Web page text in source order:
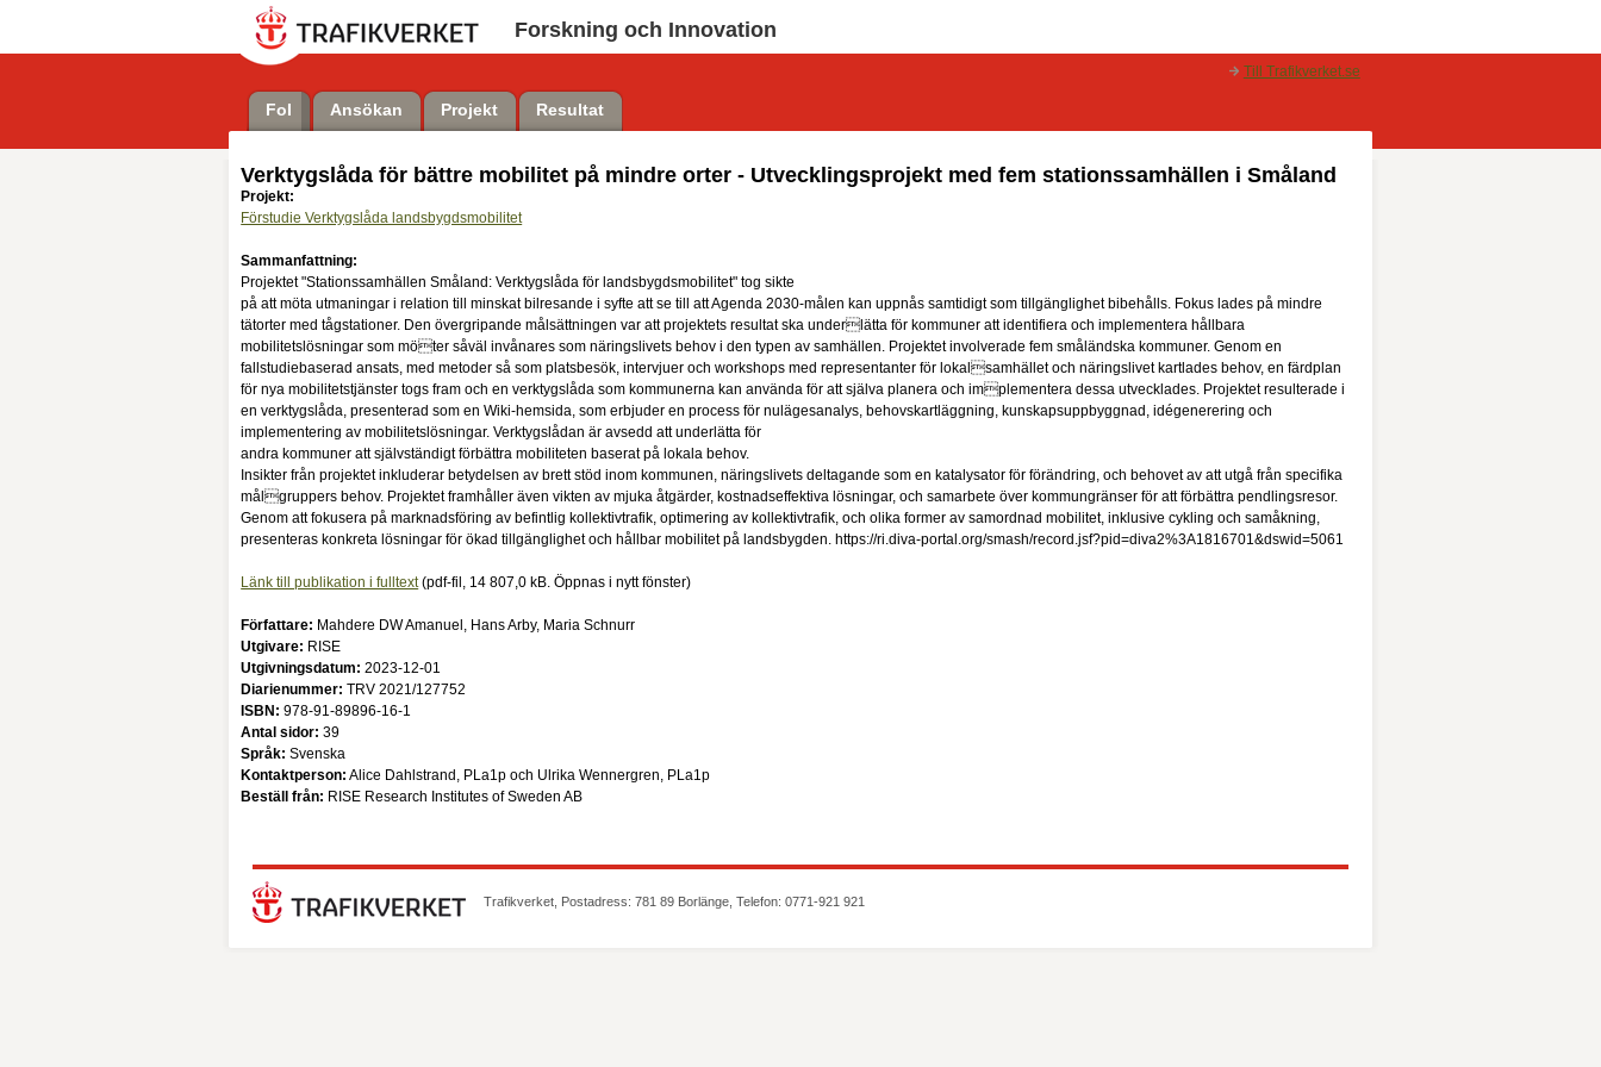
Forskning och Innovation
Till Trafikverket.se
FoI Ansökan Projekt Resultat
Verktygslåda för bättre mobilitet på mindre orter - Utvecklingsprojekt med fem stationssamhällen i Småland
Projekt:
Förstudie Verktygslåda landsbygdsmobilitet
Sammanfattning:
Projektet "Stationssamhällen Småland: Verktygslåda för landsbygdsmobilitet" tog sikte
på att möta utmaningar i relation till minskat bilresande i syfte att se till att Agenda 2030-målen kan uppnås samtidigt som tillgänglighet bibehålls. Fokus lades på mindre
tätorter med tågstationer. Den övergripande målsättningen var att projektets resultat ska underlätta för kommuner att identifiera och implementera hållbara
mobilitetslösningar som möter såväl invånares som näringslivets behov i den typen av samhällen. Projektet involverade fem småländska kommuner. Genom en
fallstudiebaserad ansats, med metoder så som platsbesök, intervjuer och workshops med representanter för lokalsamhället och näringslivet kartlades behov, en färdplan
för nya mobilitetstjänster togs fram och en verktygslåda som kommunerna kan använda för att själva planera och implementera dessa utvecklades. Projektet resulterade i
en verktygslåda, presenterad som en Wiki-hemsida, som erbjuder en process för nulägesanalys, behovskartläggning, kunskapsuppbyggnad, idégenerering och
implementering av mobilitetslösningar. Verktygslådan är avsedd att underlätta för
andra kommuner att självständigt förbättra mobiliteten baserat på lokala behov.
Insikter från projektet inkluderar betydelsen av brett stöd inom kommunen, näringslivets deltagande som en katalysator för förändring, och behovet av att utgå från specifika
målgruppers behov. Projektet framhåller även vikten av mjuka åtgärder, kostnadseffektiva lösningar, och samarbete över kommungränser för att förbättra pendlingsresor.
Genom att fokusera på marknadsföring av befintlig kollektivtrafik, optimering av kollektivtrafik, och olika former av samordnad mobilitet, inklusive cykling och samåkning,
presenteras konkreta lösningar för ökad tillgänglighet och hållbar mobilitet på landsbygden. https://ri.diva-portal.org/smash/record.jsf?pid=diva2%3A1816701&dswid=5061
Länk till publikation i fulltext(pdf-fil, 14 807,0 kB. Öppnas i nytt fönster)
Författare: Mahdere DW Amanuel, Hans Arby, Maria Schnurr
Utgivare: RISE
Utgivningsdatum: 2023-12-01
Diarienummer: TRV 2021/127752
ISBN: 978-91-89896-16-1
Antal sidor: 39
Språk: Svenska
Kontaktperson: Alice Dahlstrand, PLa1p och Ulrika Wennergren, PLa1p
Beställ från: RISE Research Institutes of Sweden AB
Trafikverket, Postadress: 781 89 Borlänge, Telefon: 0771-921 921